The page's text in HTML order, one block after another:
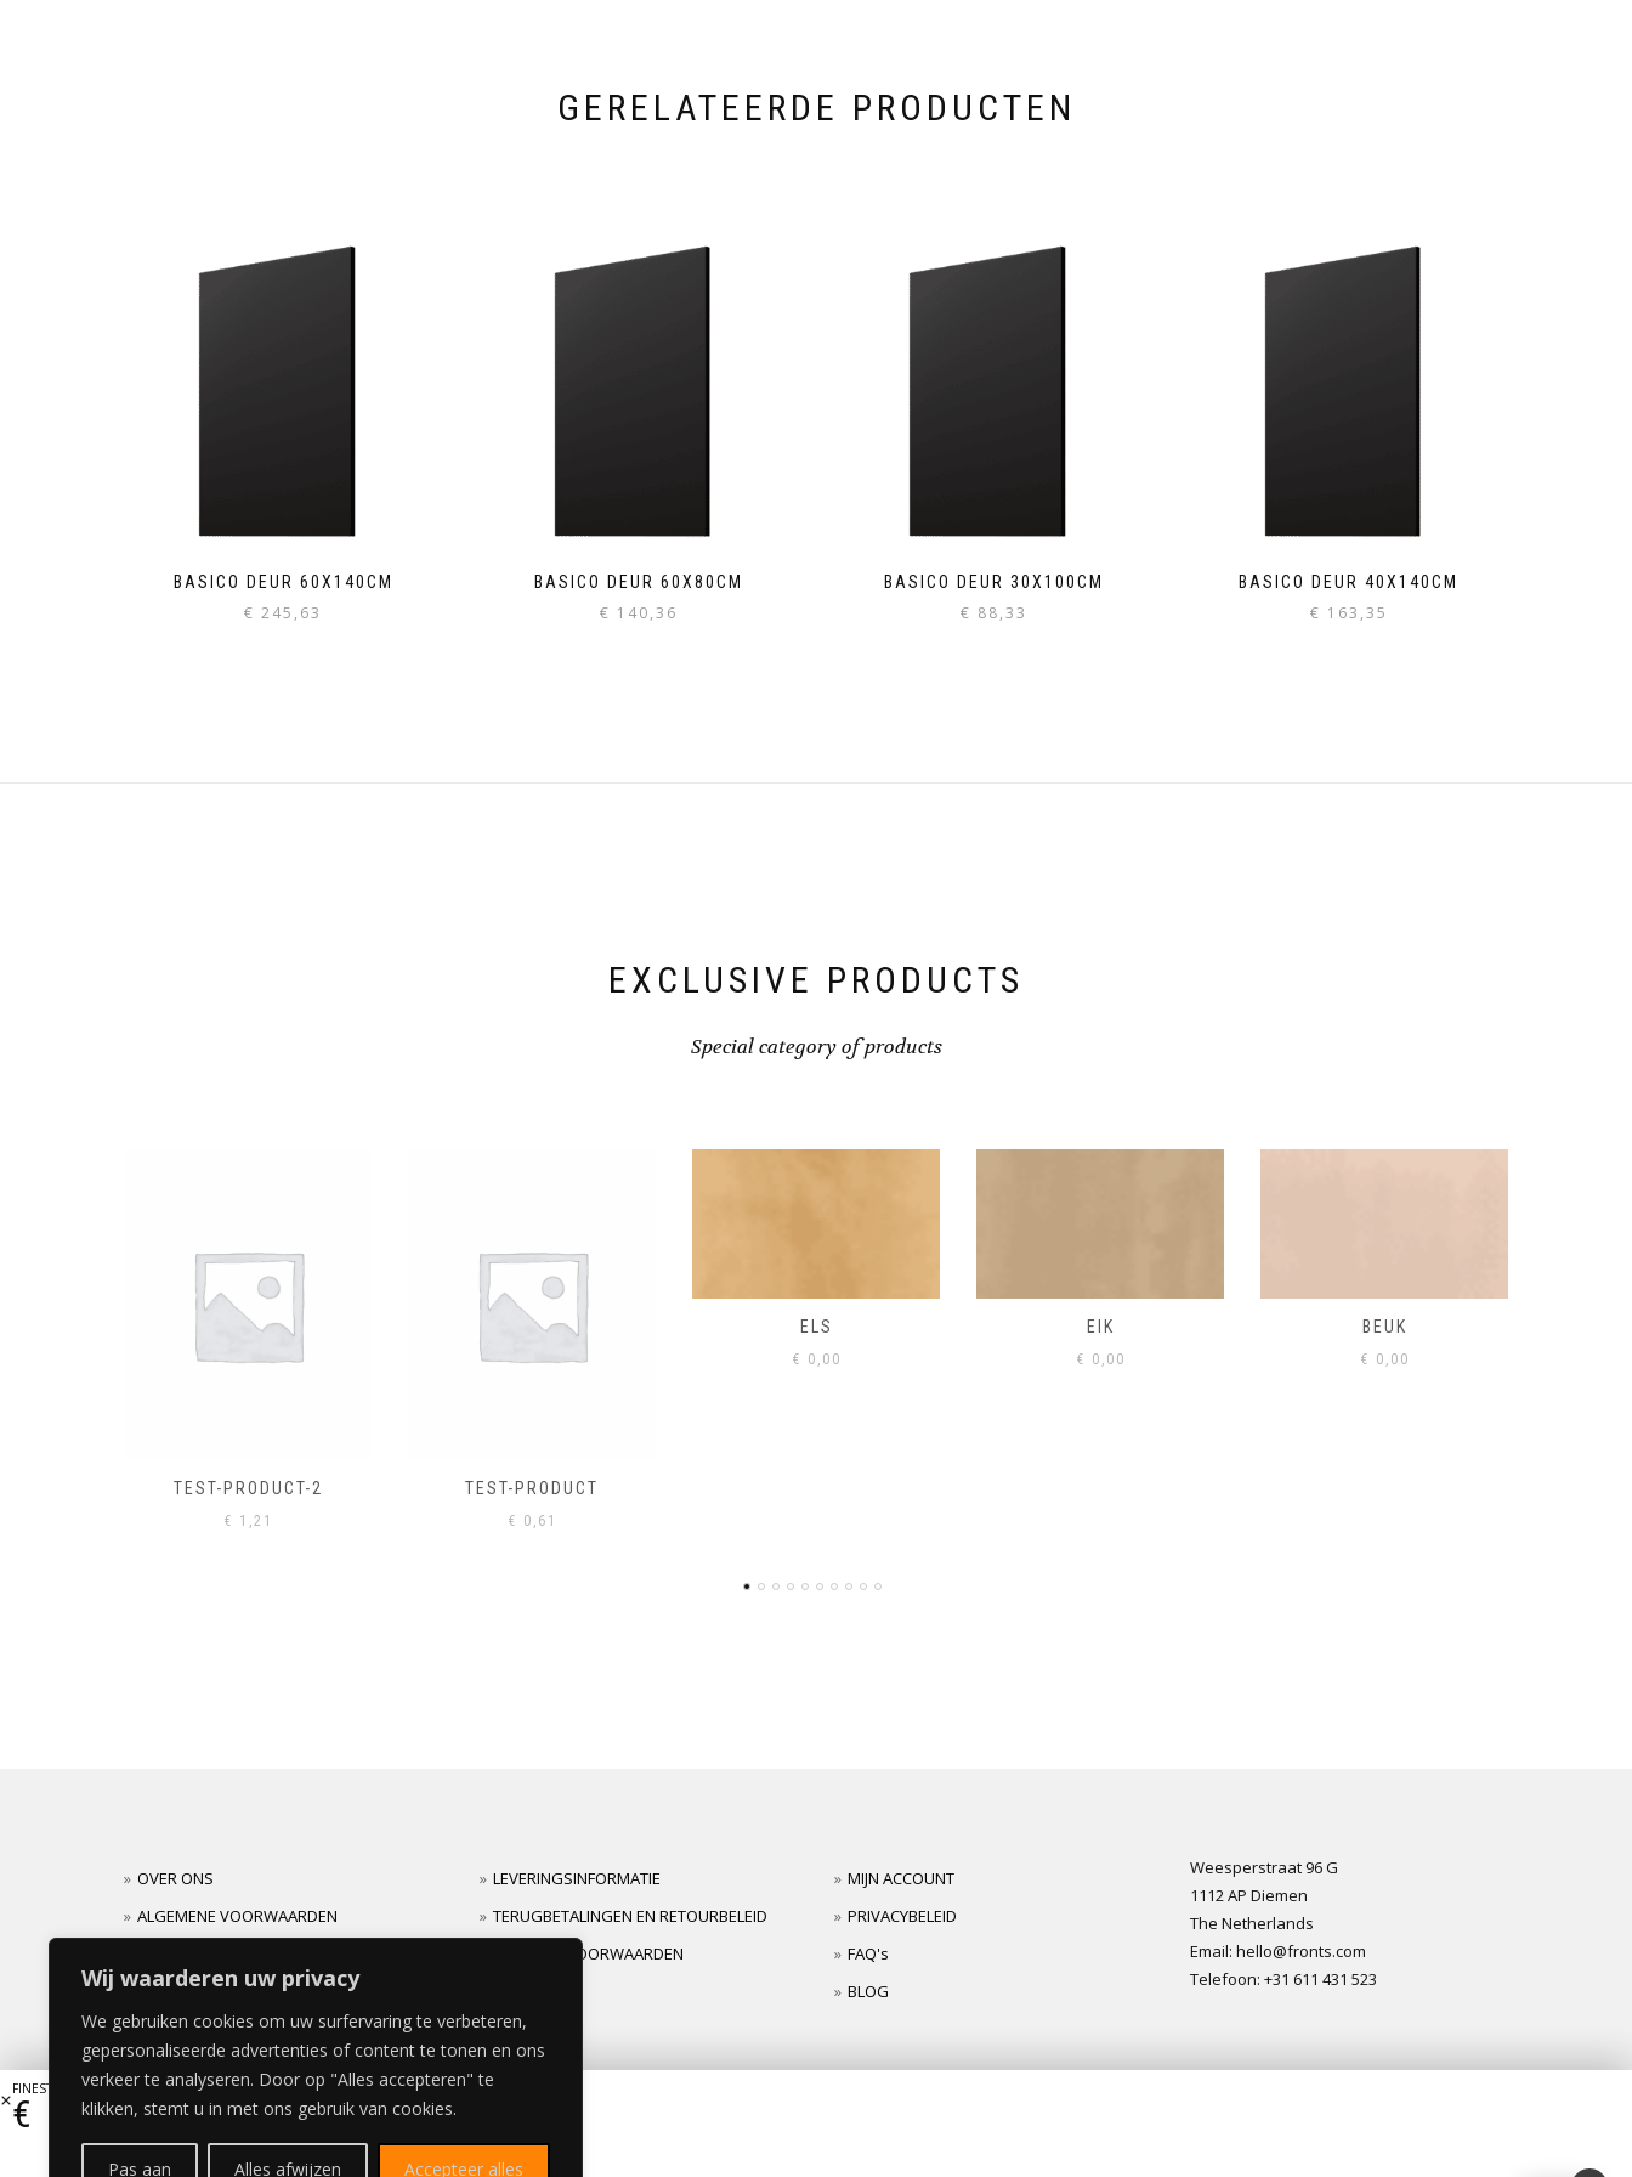
Wij waarderen uw privacy
We gebruiken cookies om uw surfervaring te verbeteren,
gepersonaliseerde advertenties of content te tonen en ons
verkeer te analyseren. Door op "Alles accepteren" te
klikken, stemt u in met ons gebruik van cookies.
Pas aan Alles afwijzen Accepteer alles
GERELATEERDE PRODUCTEN
BASICO DEUR 60X140CM
€ 245,63
BASICO DEUR 60X80CM
€ 140,36
BASICO DEUR 30X100CM
€ 88,33
BASICO DEUR 40X140CM
€ 163,35
EXCLUSIVE PRODUCTS
Special category of products
TEST-PRODUCT
€ 0,61
ELS
€0,00
EIK
€ 0,00
BEUK
€ 0,00
VISONE
€ 0,00
OVER ONS
ALGEMENE VOORWAARDEN
LEVERINGSINFORMATIE
TERUGBETALINGEN EN RETOURBELEID
GARANTIEVOORWAARDEN
MIJN ACCOUNT
PRIVACYBELEID
FAQ's
BLOG
Weesperstraat 96 G
1112 AP Diemen
The Netherlands
Email: hello@fronts.com
Telefoon: +31 611 431 523
FINESTRA BEDDEKINGSPANEEL 39x140cm
€ 160,93